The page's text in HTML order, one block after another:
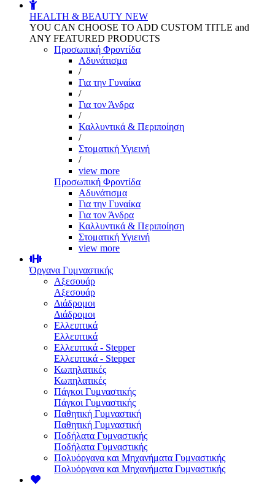
HEALTH & BEAUTY NEW
YOU CAN CHOOSE TO ADD CUSTOM TITLE and
ANY FEATURED PRODUCTS
Προσωπική Φροντίδα
Αδυνάτισμα
/
Για την Γυναίκα
/
Για τον Άνδρα
/
Καλλυντικά & Περιποίηση
/
Στοματική Υγιεινή
/
view more
Προσωπική Φροντίδα
Αδυνάτισμα
Για την Γυναίκα
Για τον Άνδρα
Καλλυντικά & Περιποίηση
Στοματική Υγιεινή
view more
Όργανα Γυμναστικής
Αξεσουάρ
Αξεσουάρ
Διάδρομοι
Διάδρομοι
Ελλειπτικά
Ελλειπτικά
Ελλειπτικά - Stepper
Ελλειπτικά - Stepper
Κωπηλατικές
Κωπηλατικές
Πάγκοι Γυμναστικής
Πάγκοι Γυμναστικής
Παθητική Γυμναστική
Παθητική Γυμναστική
Ποδήλατα Γυμναστικής
Ποδήλατα Γυμναστικής
Πολυόργανα και Μηχανήματα Γυμναστικής
Πολυόργανα και Μηχανήματα Γυμναστικής